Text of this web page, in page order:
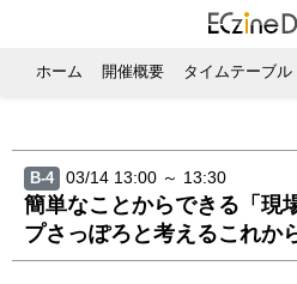
ホーム 開催概要 タイムテーブル
B-4 03/14 13:00 ～ 13:30
簡単なことからできる「現
プさっぽろと考えるこれか